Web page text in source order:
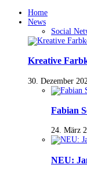
Home
News
Social
Kreative
30. Dezember
Fabian
24. März
NEU: